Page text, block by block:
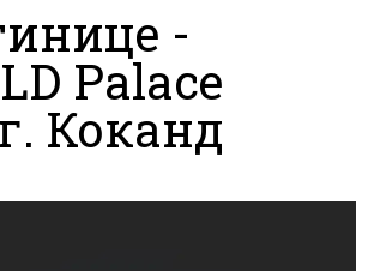
-
Palace
Коканд